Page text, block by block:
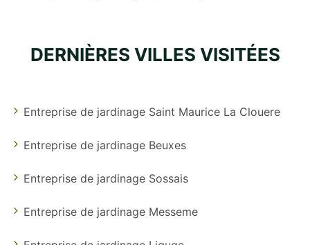
DERNIÈRES VILLES VISITÉES
Entreprise de jardinage Saint Maurice La Clouere
Entreprise de jardinage Beuxes
Entreprise de jardinage Sossais
Entreprise de jardinage Messeme